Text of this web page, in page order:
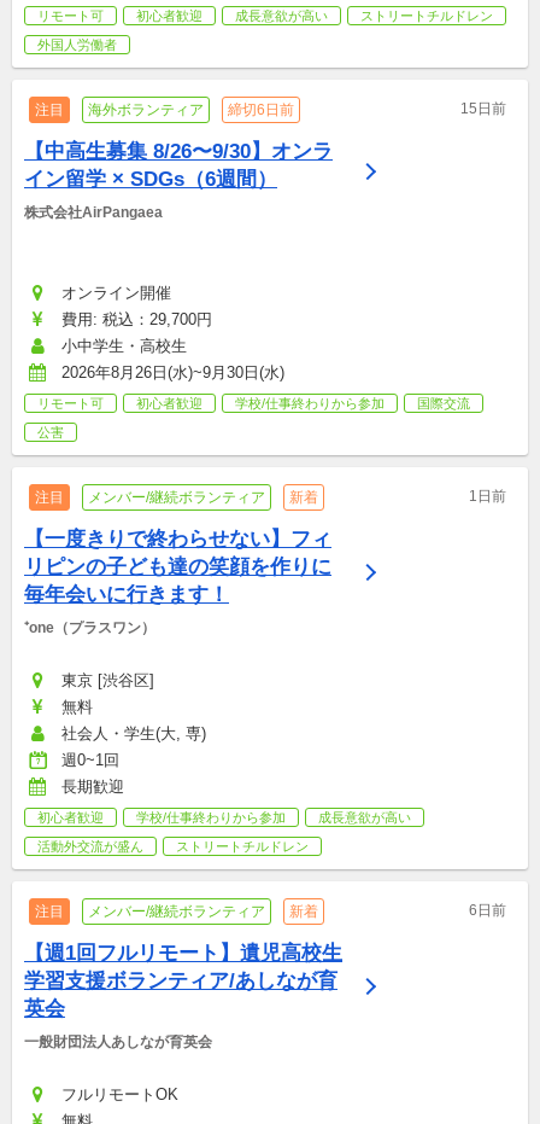
リモート可 初心者歓迎 成長意欲が高い
ストリートチルドレン
外国人労働者
注目 海外ボランティア 締切6日前 15日前
【中高生募集 8/26〜9/30】オンラ
イン留学 × SDGs（6週間）
株式会社AirPangaea
オンライン開催
費用: 税込：29,700円
小中学生・高校生
2026年8月26日(水)~9月30日(水)
リモート可 初心者歓迎 学校/仕事終わりから参加
国際交流
公害
注目 メンバー/継続ボランティア 新着 1日前
【一度きりで終わらせない】フィ
リピンの子ども達の笑顔を作りに
毎年会いに行きます！
⁺one（プラスワン）
東京 [渋谷区]
無料
社会人・学生(大, 専)
週0~1回
長期歓迎
初心者歓迎 学校/仕事終わりから参加
成長意欲が高い
活動外交流が盛ん
ストリートチルドレン
注目 メンバー/継続ボランティア 新着 6日前
【週1回フルリモート】遺児高校生
学習支援ボランティア/あしなが育
英会
一般財団法人あしなが育英会
フルリモートOK
無料